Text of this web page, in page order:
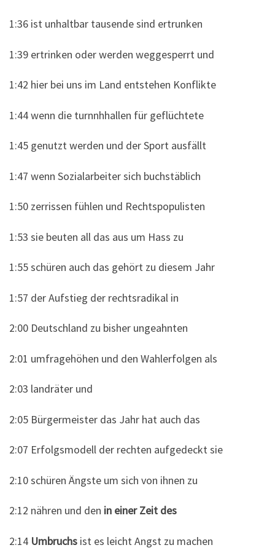
1:36 ist unhaltbar tausende sind ertrunken
1:39 ertrinken oder werden weggesperrt und
1:42 hier bei uns im Land entstehen Konflikte
1:44 wenn die turnnhhallen für geflüchtete
1:45 genutzt werden und der Sport ausfällt
1:47 wenn Sozialarbeiter sich buchstäblich
1:50 zerrissen fühlen und Rechtspopulisten
1:53 sie beuten all das aus um Hass zu
1:55 schüren auch das gehört zu diesem Jahr
1:57 der Aufstieg der rechtsradikal in
2:00 Deutschland zu bisher ungeahnten
2:01 umfragehöhen und den Wahlerfolgen als
2:03 landräter und
2:05 Bürgermeister das Jahr hat auch das
2:07 Erfolgsmodell der rechten aufgedeckt sie
2:10 schüren Ängste um sich von ihnen zu
2:12 nähren und den in einer Zeit des
2:14 Umbruchs ist es leicht Angst zu machen